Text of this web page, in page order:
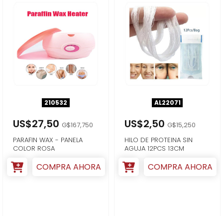
210532
US$27,50 G$167,750
PARAFIN WAX - PANELA
COLOR ROSA
COMPRA AHORA
AL22071
US$2,50 G$15,250
HILO DE PROTEINA SIN
AGUJA 12PCS 13CM
COMPRA AHORA